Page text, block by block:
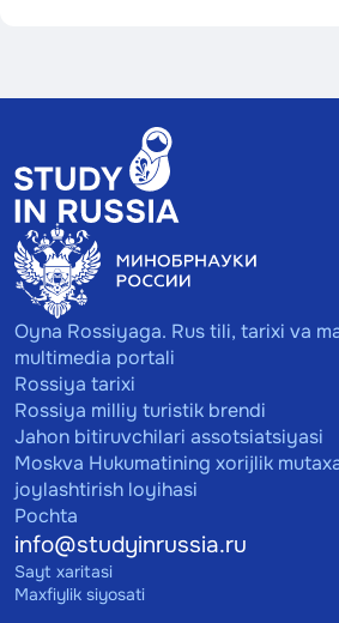
Oyna Rossiyaga. Rus tili, tarixi va
multimedia portali
Rossiya tarixi
Rossiya milliy turistik brendi
Jahon bitiruvchilari assotsiatsiyasi
Moskva Hukumatining xorijlik
joylashtirish loyihasi
Pochta
info@studyinrussia.ru
Sayt xaritasi
Maxfiylik siyosati